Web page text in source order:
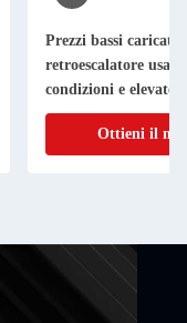
Prezzi bassi
retroescalatore
condizioni e elevate
Ottieni il